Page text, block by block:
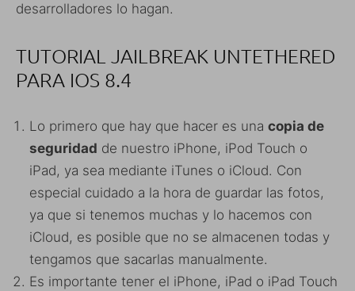
desarrolladores lo hagan.
TUTORIAL JAILBREAK UNTETHERED
PARA IOS 8.4
Lo primero que hay que hacer es una copia de
seguridad de nuestro iPhone, iPod Touch o
iPad, ya sea mediante iTunes o iCloud. Con
especial cuidado a la hora de guardar las fotos,
ya que si tenemos muchas y lo hacemos con
iCloud, es posible que no se almacenen todas y
tengamos que sacarlas manualmente.
Es importante tener el iPhone, iPad o iPad Touch